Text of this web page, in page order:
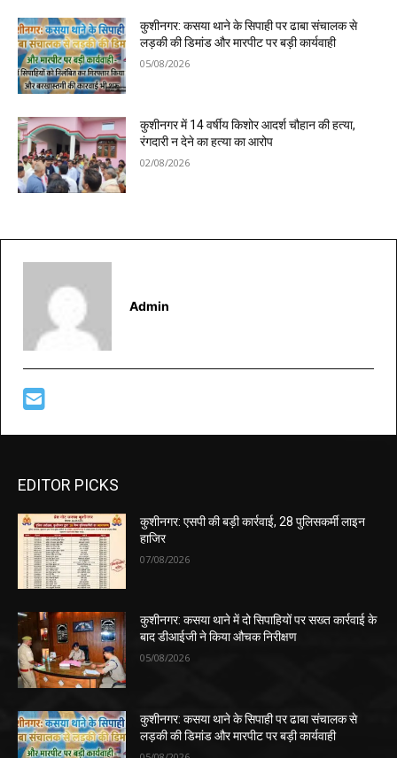
कुशीनगर: कसया थाने के सिपाही पर ढाबा संचालक से
लड़की की डिमांड और मारपीट पर बड़ी कार्यवाही
05/08/2026
कुशीनगर में 14 वर्षीय किशोर आदर्श चौहान की हत्या,
रंगदारी न देने का हत्या का आरोप
02/08/2026
Admin
EDITOR PICKS
कुशीनगर: एसपी की बड़ी कार्रवाई, 28 पुलिसकर्मी लाइन
हाजिर
07/08/2026
कुशीनगर: कसया थाने में दो सिपाहियों पर सख्त कार्रवाई के
बाद डीआईजी ने किया औचक निरीक्षण
05/08/2026
कुशीनगर: कसया थाने के सिपाही पर ढाबा संचालक से
लड़की की डिमांड और मारपीट पर बड़ी कार्यवाही